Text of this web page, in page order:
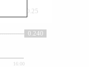
16:00
0.24
0.25
0.240